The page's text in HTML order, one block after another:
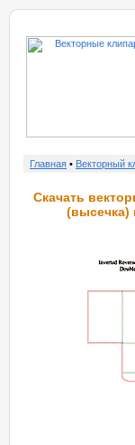
Главная • Векторный
Скачать
(высечка)